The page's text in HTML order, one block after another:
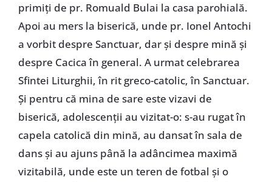
primiţi de pr. Romuald Bulai la casa parohială.
Apoi au mers la biserică, unde pr. Ionel Antochi
a vorbit despre Sanctuar, dar şi despre mină şi
despre Cacica în general. A urmat celebrarea
Sfintei Liturghii, în rit greco-catolic, în Sanctuar.
Şi pentru că mina de sare este vizavi de
biserică, adolescenţii au vizitat-o: s-au rugat în
capela catolică din mină, au dansat în sala de
dans şi au ajuns până la adâncimea maximă
vizitabilă, unde este un teren de fotbal şi o